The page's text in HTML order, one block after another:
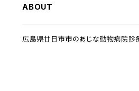
ABOUT
広島県廿日市市のあじな動物病院診